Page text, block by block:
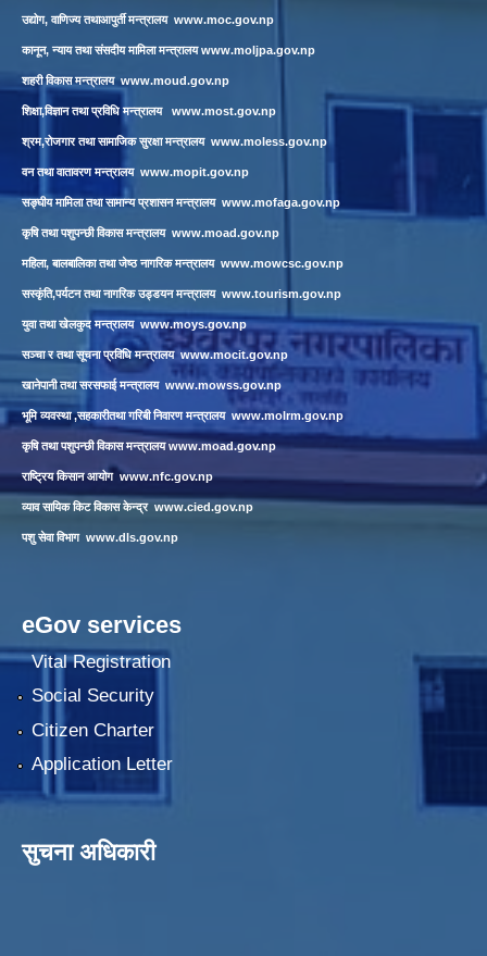
उद्योग, वाणिज्य तथाआपुर्ती मन्त्रालय www.moc.gov.np
कानून, न्याय तथा संसदीय मामिला मन्त्रालयwww.moljpa.gov.np
शहरी विकास मन्त्रालयwww.moud.gov.np
शिक्षा,विज्ञान तथा प्रविधि मन्त्रालय www.most.gov.np
श्रम,रोजगार तथा सामाजिक सुरक्षा मन्त्रालय www.moless.gov.np
वन तथा वातावरण मन्त्रालय www.mopit.gov.np
सङ्घीय मामिला तथा सामान्य प्रशासन मन्त्रालय www.mofaga.gov.np
कृषि तथा पशुपन्छी विकास मन्त्रालय www.moad.gov.np
महिला, बालबालिका तथा जेष्ठ नागरिक मन्त्रालय www.mowcsc.gov.np
सस्कृंति,पर्यटन तथा नागरिक उड्डयन मन्त्रालय www.tourism.gov.np
युवा तथा खेलकुद मन्त्रालय www.moys.gov.np
सञ्चा र तथा सूचना प्रविधि मन्त्रालय www.mocit.gov.np
खानेपानी तथा सरसफाई मन्त्रालय www.mowss.gov.np
भूमि व्यवस्था ,सहकारीतथा गरिबी निवारण मन्त्रालय www.molrm.gov.np
कृषि तथा पशुपन्छी विकास मन्त्रालयwww.moad.gov.np
राष्ट्रिय किसान आयोग www.nfc.gov.np
व्याव सायिक किट विकास केन्द्र www.cied.gov.np
पशु सेवा विभाग www.dls.gov.np
eGov services
Vital Registration
Social Security
Citizen Charter
Application Letter
सुचना अधिकारी